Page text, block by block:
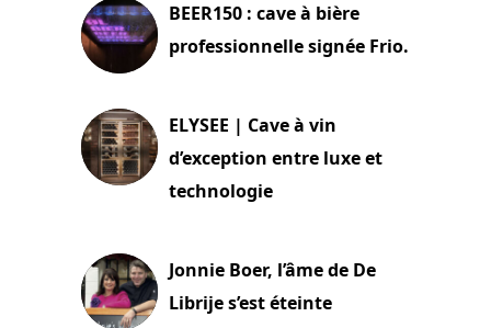
BEER150 : cave à bière
professionnelle signée Frio.
ELYSEE | Cave à vin
d’exception entre luxe et
technologie
Jonnie Boer, l’âme de De
Librije s’est éteinte